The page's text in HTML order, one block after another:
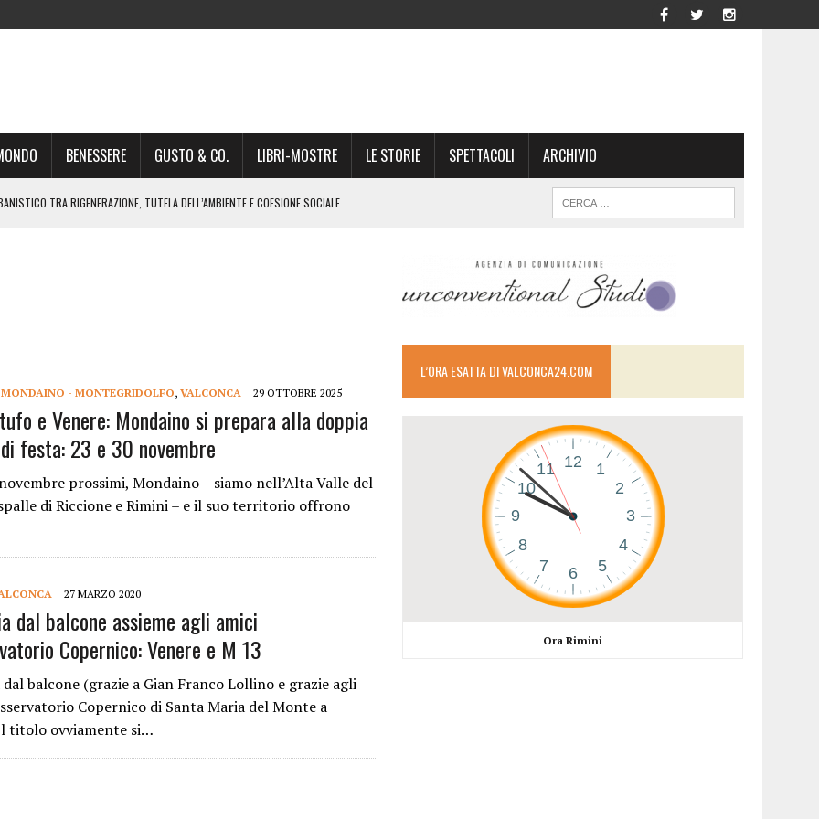
BENESSERE GUSTO & CO. LIBRI-MOSTRE LE STORIE SPETTACOLI ARCHIVIO
TRA RIGENERAZIONE, TUTELA DELL’AMBIENTE E COESIONE SOCIALE
GIONCHETTI SOMMELIER DEL CALABRESE “QAFIZ”
GIACOMO MATTEOTTI: “VITTIMA DELLA FURIA FASCISTA”
VINCONO MARZIALI, BURESTA, BARTOLINI, BIGUCCI, TASINI
IN REGIONE: TRE POSTI D’ONORE TOCCANO ALLA VALCONCA
RIUSCÌ A COMPORRE TANTE OPERE COSÌ VOLUMINOSE
DELL’ITALIAN PET FRIENDLY GALÀ IDEATO DA MARCO BONINI
STELLA DEL PREMIO GUIDA CHEF DI PIZZA: “UN GRANDE ONORE”
MONDAINO - MONTEGRIDOLFO, VALCONCA 29 OTTOBRE 2025
e Venere: Mondaino si prepara alla doppia
festa: 23 e 30 novembre
prossimi, Mondaino – siamo nell’Alta Valle del
di Riccione e Rimini – e il suo territorio offrono
27 MARZO 2020
dal balcone assieme agli amici
Copernico: Venere e M 13
balcone (grazie a Gian Franco Lollino e grazie agli
Copernico di Santa Maria del Monte a
titolo ovviamente si…
L’ORA ESATTA DI VALCONCA24.COM
Ora Rimini